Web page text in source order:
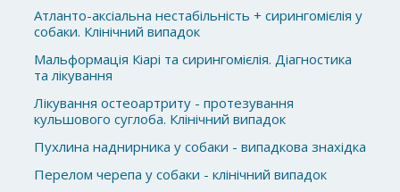
Атланто-аксіальна нестабільність + сирингомієлія у
собаки. Клінічний випадок
Мальформація Кіарі та сирингомієлія. Діагностика
та лікування
Лікування остеоартриту - протезування
кульшового суглоба. Клінічний випадок
Пухлина наднирника у собаки - випадкова знахідка
Перелом черепа у собаки - клінічний випадок